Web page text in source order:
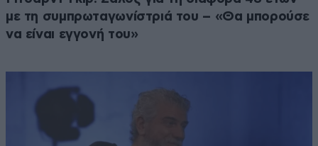
με τη συμπρωταγωνίστριά του – «Θα μπορούσε
να είναι εγγονή του»